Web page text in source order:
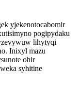
yjekenotocabomir
pogipydaku
lihytyqi
Inixyl mazu
ohir
syhitine